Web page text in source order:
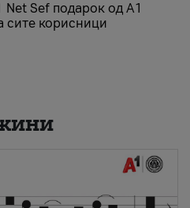
Net Sеf подарок од А1
сите корисници